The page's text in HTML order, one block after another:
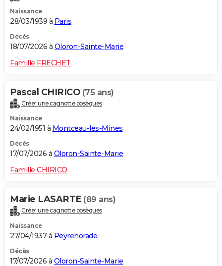
Naissance
28/03/1939 à Paris
Décès
18/07/2026 à Oloron-Sainte-Marie
Famille FRECHET
Pascal CHIRICO (75 ans)
Créer une cagnotte obsèques
Naissance
24/02/1951 à Montceau-les-Mines
Décès
17/07/2026 à Oloron-Sainte-Marie
Famille CHIRICO
Marie LASARTE (89 ans)
Créer une cagnotte obsèques
Naissance
27/04/1937 à Peyrehorade
Décès
17/07/2026 à Oloron-Sainte-Marie